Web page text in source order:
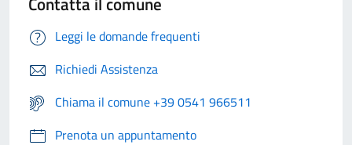
Leggi le domande frequenti
Richiedi Assistenza
Chiama il comune +39 0541 966511
Prenota un appuntamento